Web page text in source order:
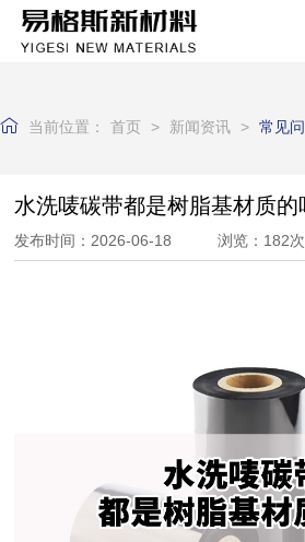
网站首页
产品中心
新闻资讯
厂区实力
当前位置： 首页 > 新闻资讯 > 常见
水洗唛碳带都是树脂基材质的
发布时间：2026-06-18 浏览：182次